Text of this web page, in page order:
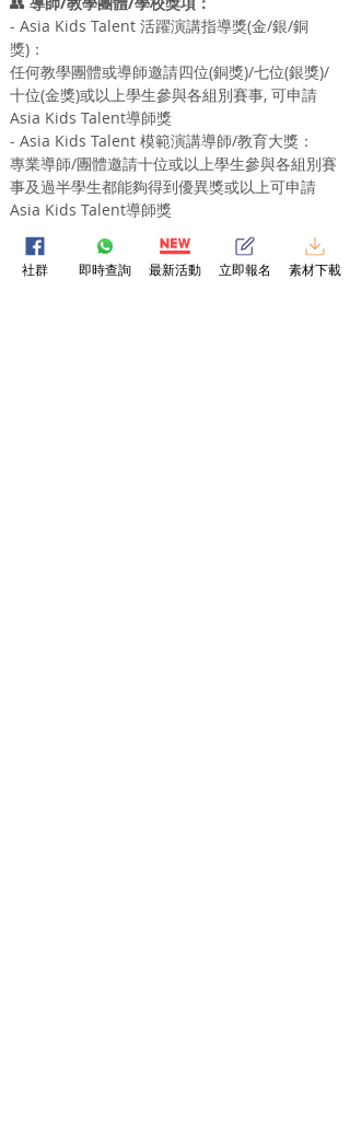
- Asia Kids Talent 活躍演講指導獎(金/銀/銅
獎)：
任何教學團體或導師邀請四位(銅獎)/七位(銀獎)/
十位(金獎)或以上學生參與各組別賽事, 可申請
Asia Kids Talent導師獎
- Asia Kids Talent 模範演講導師/教育大獎：
專業導師/團體邀請十位或以上學生參與各組別賽
事及過半學生都能夠得到優異獎或以上可申請
Asia Kids Talent導師獎
參賽流程：
1. 填妥報名表格
社群 即時查詢 最新活動 立即報名 素材下載